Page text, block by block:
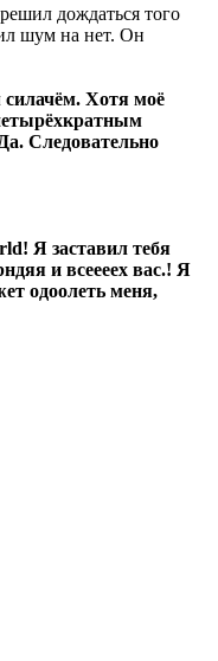
дождаться того
шум на нет. Он
Хотя моё
Следовательно
Я заставил тебя
и всеееех вас.! Я
одоолеть меня,